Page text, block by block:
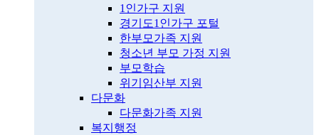
1인가구 지원
경기도1인가구 포털
한부모가족 지원
청소년 부모 가정 지원
부모학습
위기임산부 지원
다문화
다문화가족 지원
복지행정